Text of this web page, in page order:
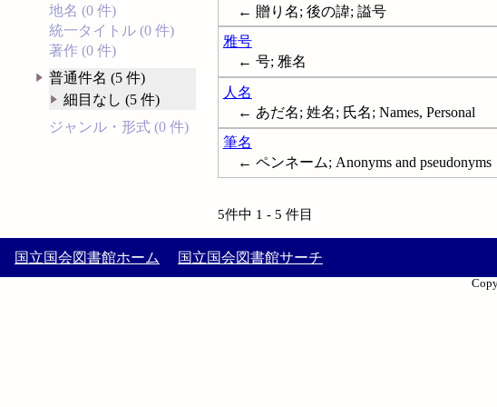
地名 (0 件)
統一タイトル (0 件)
著作 (0 件)
普通件名 (5 件)
細目なし (5 件)
ジャンル・形式 (0 件)
← 贈り名; 後の諱; 謚号
雅号
← 号; 雅名
人名
← あだ名; 姓名; 氏名; Names, Personal
筆名
← ペンネーム; Anonyms and pseudonyms
5件中 1 - 5 件目
国立国会図書館ホーム 国立国会図書館サーチ